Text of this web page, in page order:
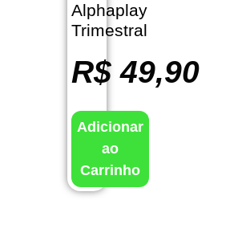
Alphaplay
Trimestral
R$ 49,90
Adicionar
ao
Carrinho